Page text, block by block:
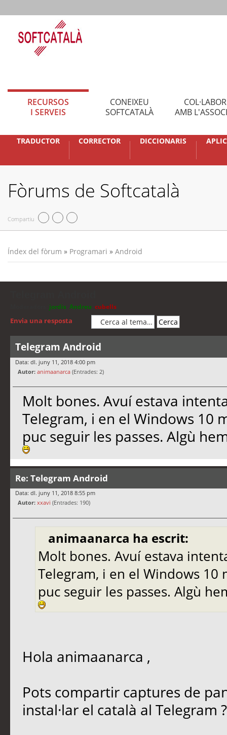
RECURSOS
I SERVEIS
CONEIXEU
SOFTCATALÀ
AMB
TRADUCTOR CORRECTOR DICCIONARIS
Fòrums de Softcatalà
Compartiu
Índex del fòrum » Programari » Android
jordis Andreu cubells
Envia una resposta
Telegram Android
Data: dl. juny 11, 2018 4:00 pm
Autor: animaanarca (Entrades: 2)
Molt bones. Avuí estava
Telegram, i en el Windows 10
puc seguir les passes. Algù
Re: Telegram Android
Data: dl. juny 11, 2018 8:55 pm
Autor: xxavi (Entrades: 190)
animaanarca ha escrit:
Molt bones. Avuí estava
Telegram, i en el Windows
puc seguir les passes. Algù
Hola animaanarca ,
Pots compartir captures de
instal·lar el català al Telegram